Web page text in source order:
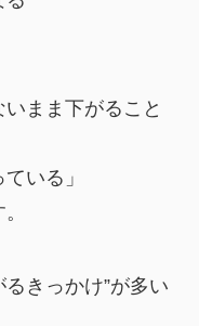
まま下がること
いる」
るきっかけ”が多い